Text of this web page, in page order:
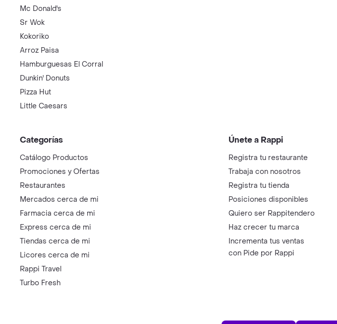
Mc Donald's
Sr Wok
Kokoriko
Arroz Paisa
Hamburguesas El Corral
Dunkin' Donuts
Pizza Hut
Little Caesars
Categorías
Catálogo Productos
Promociones y Ofertas
Restaurantes
Mercados cerca de mi
Farmacia cerca de mi
Express cerca de mi
Tiendas cerca de mi
Licores cerca de mi
Rappi Travel
Turbo Fresh
Únete a Rappi
Registra tu restaurante
Trabaja con nosotros
Registra tu tienda
Posiciones disponibles
Quiero ser Rappitendero
Haz crecer tu marca
Incrementa tus ventas
con Pide por Rappi